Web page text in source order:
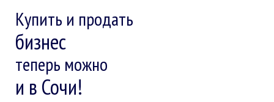
Купить и продать
бизнес
теперь можно
и в Сочи!